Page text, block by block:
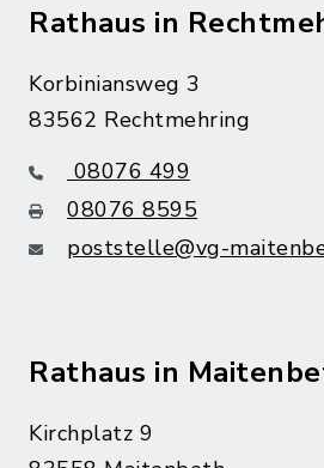
Rathaus in
Korbiniansweg 3
83562 Rechtmehring
08076 499
08076 8595
poststelle@vg-
Rathaus in
Kirchplatz 9